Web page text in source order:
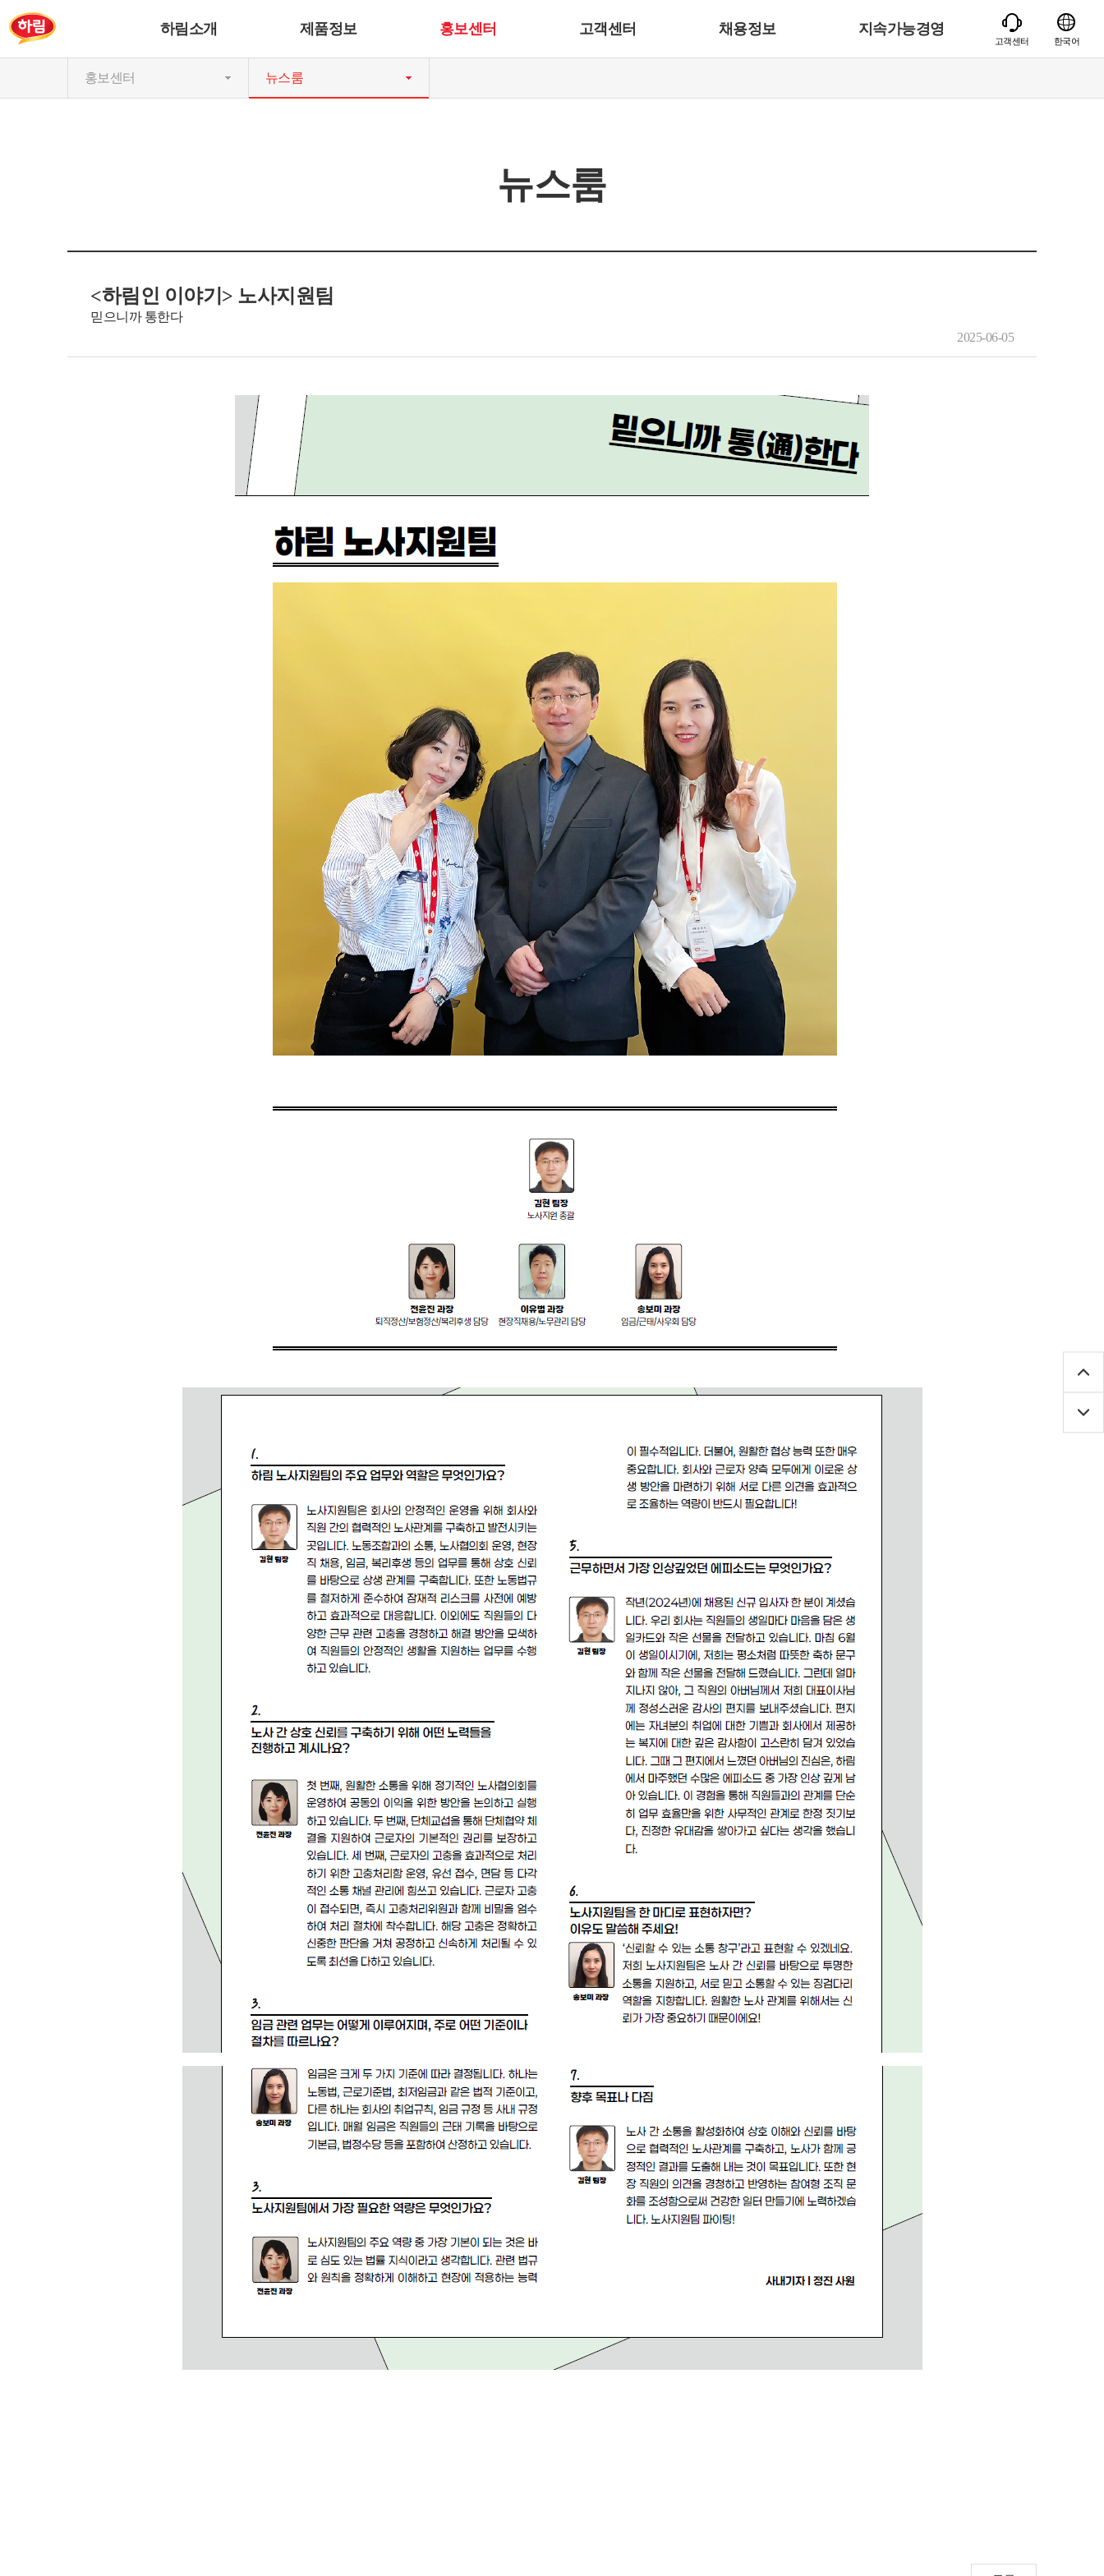
하림소개 제품정보 홍보센터 고객센터 채용정보 지속가능경영
고객센터 한국어
홍보센터 뉴스룸
뉴스룸
<하림인 이야기> 노사지원팀
믿으니까 통한다
2025-06-05